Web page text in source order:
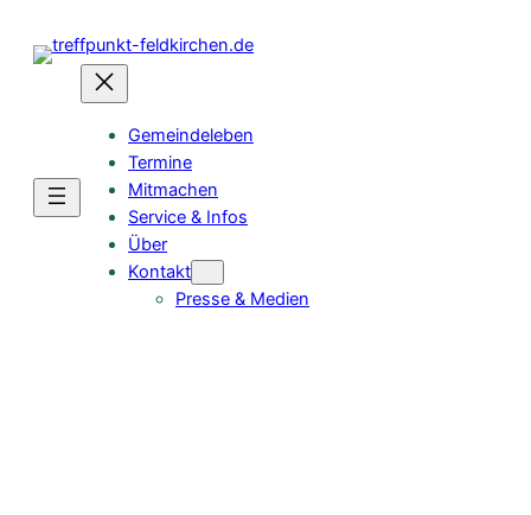
Gemeindeleben
Termine
Mitmachen
Service & Infos
Über
Kontakt
Presse & Medien